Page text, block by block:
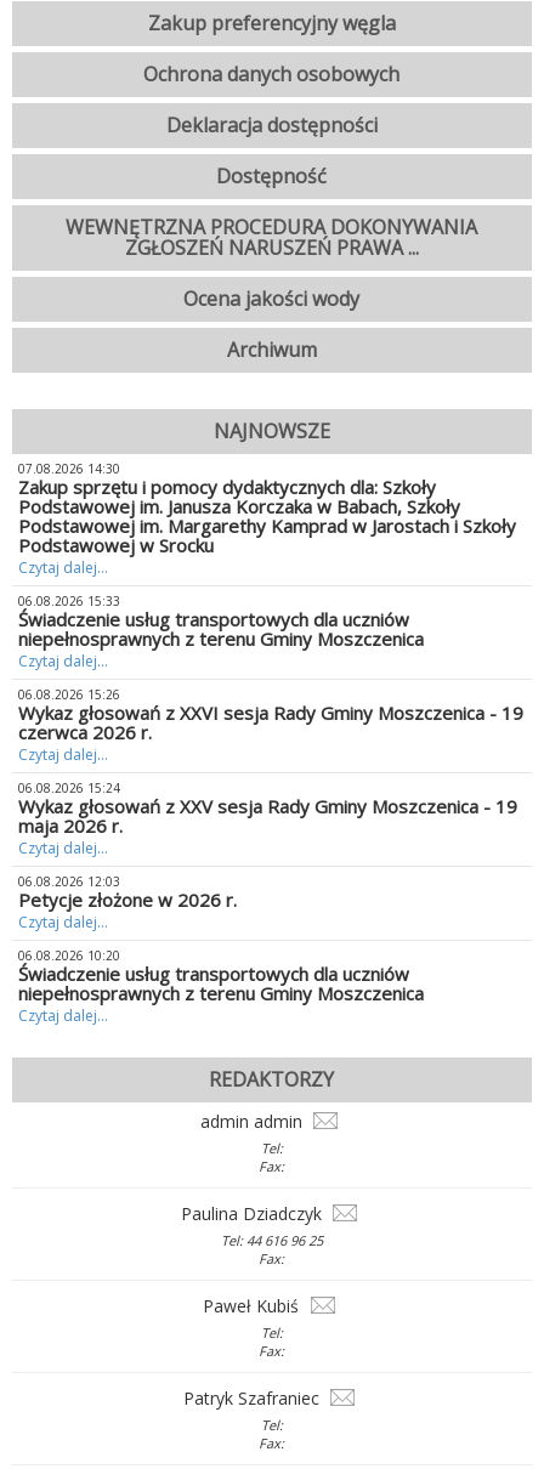
Zakup preferencyjny węgla
Ochrona danych osobowych
Deklaracja dostępności
Dostępność
WEWNĘTRZNA PROCEDURA DOKONYWANIA
ZGŁOSZEŃ NARUSZEŃ PRAWA ...
Ocena jakości wody
Archiwum
NAJNOWSZE
07.08.2026 14:30
Zakup sprzętu i pomocy dydaktycznych dla: Szkoły
Podstawowej im. Janusza Korczaka w Babach, Szkoły
Podstawowej im. Margarethy Kamprad w Jarostach i Szkoły
Podstawowej w Srocku
Czytaj dalej...
06.08.2026 15:33
Świadczenie usług transportowych dla uczniów
niepełnosprawnych z terenu Gminy Moszczenica
Czytaj dalej...
06.08.2026 15:26
Wykaz głosowań z XXVI sesja Rady Gminy Moszczenica - 19
czerwca 2026 r.
Czytaj dalej...
06.08.2026 15:24
Wykaz głosowań z XXV sesja Rady Gminy Moszczenica - 19
maja 2026 r.
Czytaj dalej...
06.08.2026 12:03
Petycje złożone w 2026 r.
Czytaj dalej...
06.08.2026 10:20
Świadczenie usług transportowych dla uczniów
niepełnosprawnych z terenu Gminy Moszczenica
Czytaj dalej...
REDAKTORZY
admin admin
Tel:
Fax:
Paulina Dziadczyk
Tel: 44 616 96 25
Fax:
Paweł Kubiś
Tel:
Fax:
Patryk Szafraniec
Tel:
Fax: